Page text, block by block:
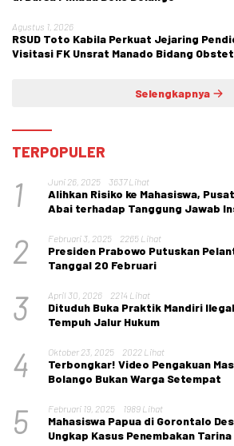
Agustus 1, 2026
RSUD Toto Kabila Perkuat Jejaring
Visitasi FK Unsrat Manado Bidang
Selengkapnya
TERPOPULER
1 Juni 26, 2025 3637 Lihat
Alihkan Risiko ke Mahasiswa,
Abai terhadap Tanggung Jawab
2 Februari 3, 2025 2265 Lihat
Presiden Prabowo Putuskan
Tanggal 20 Februari
3 April 30, 2026 2214 Lihat
Dituduh Buka Praktik Mandiri
Tempuh Jalur Hukum
4 Oktober 23, 2025 2022 Lihat
Terbongkar! Video Pengakuan
Bolango Bukan Warga Setempat
5 Februari 19, 2025 1989 Lihat
Mahasiswa Papua di Gorontalo
Ungkap Kasus Penembakan Tarina